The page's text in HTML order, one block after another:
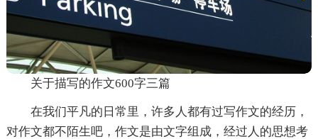
关于描写的作文600字三篇
在我们平凡的日常里，许多人都有过写作文的经历，
对作文都不陌生吧，作文是由文字组成，经过人的思想考